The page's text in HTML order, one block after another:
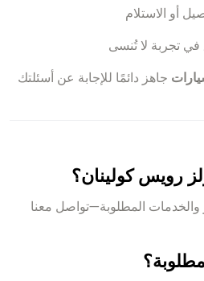
أو الاستلام
في تجربة لا تُنسى
جاهز دائمًا للإجابة عن أسئلتك
رويس كولينان؟
والخدمات المطلوبة—تواصل معنا